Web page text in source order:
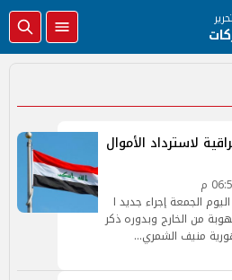
لاسترداد الأموال
الجمعة إجراء جديد ا
من الخارج وبدوره ذكر
منيف الشمري…